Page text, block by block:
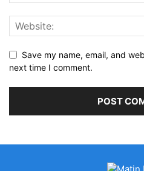
Save my name, email, and
next time I comment.